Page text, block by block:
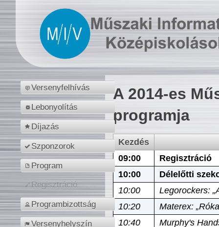
Versenyfelhívás
Lebonyolítás
Díjazás
Szponzorok
Program
Regisztráció
Programbizottság
Versenyhelyszín
A 2014-es
programja
Kezdés
09:00
Regisztráció
10:00
Délelőtti
10:00
Legorockers:
10:20
Materex:
10:40
Murphy's